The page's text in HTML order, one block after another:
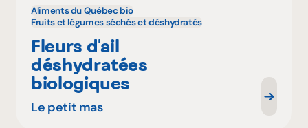
Aliments du Québec bio
Fruits et légumes séchés et déshydratés
Fleurs d'ail
déshydratées
biologiques
Le petit mas